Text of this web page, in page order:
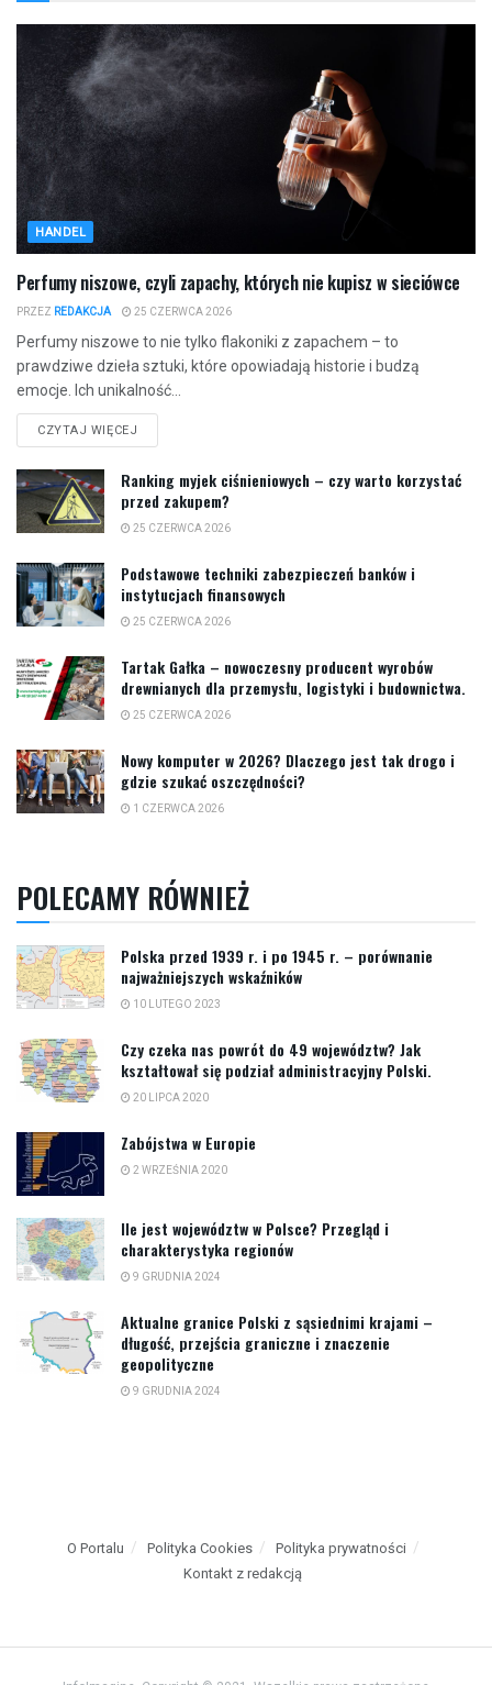
HANDEL
Perfumy niszowe, czyli zapachy, których nie kupisz w sieciówce
PRZEZ REDAKCJA 25 CZERWCA 2026
Perfumy niszowe to nie tylko flakoniki z zapachem – to
prawdziwe dzieła sztuki, które opowiadają historie i budzą
emocje. Ich unikalność...
CZYTAJ WIĘCEJ
Ranking myjek ciśnieniowych – czy warto korzystać
przed zakupem?
25 CZERWCA 2026
Podstawowe techniki zabezpieczeń banków i
instytucjach finansowych
25 CZERWCA 2026
Tartak Gałka – nowoczesny producent wyrobów
drewnianych dla przemysłu, logistyki i budownictwa.
25 CZERWCA 2026
Nowy komputer w 2026? Dlaczego jest tak drogo i
gdzie szukać oszczędności?
1 CZERWCA 2026
POLECAMY RÓWNIEŻ
Polska przed 1939 r. i po 1945 r. – porównanie
najważniejszych wskaźników
10 LUTEGO 2023
Czy czeka nas powrót do 49 województw? Jak
kształtował się podział administracyjny Polski.
20 LIPCA 2020
Zabójstwa w Europie
2 WRZEŚNIA 2020
Ile jest województw w Polsce? Przegląd i
charakterystyka regionów
9 GRUDNIA 2024
Aktualne granice Polski z sąsiednimi krajami –
długość, przejścia graniczne i znaczenie
geopolityczne
9 GRUDNIA 2024
O Portalu Polityka Cookies
Polityka prywatności
Kontakt z redakcją